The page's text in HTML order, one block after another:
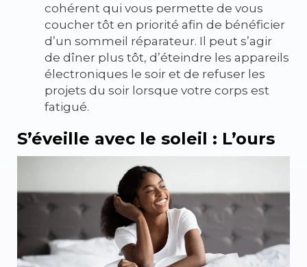
cohérent qui vous permette de vous
coucher tôt en priorité afin de bénéficier
d’un sommeil réparateur. Il peut s’agir
de dîner plus tôt, d’éteindre les appareils
électroniques le soir et de refuser les
projets du soir lorsque votre corps est
fatigué.
S’éveille avec le soleil : L’ours